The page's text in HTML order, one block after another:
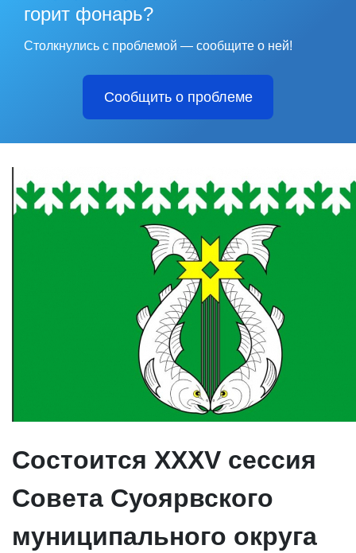
горит фонарь?
Столкнулись с проблемой — сообщите о ней!
Сообщить о проблеме
Cостоится XXXV сессия
Совета Суоярвского
муниципального округа